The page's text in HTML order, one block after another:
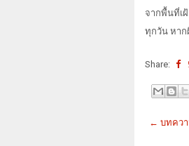
จากพื้นที่เฝ้
ทุกวัน หา
Share:
← บทคว